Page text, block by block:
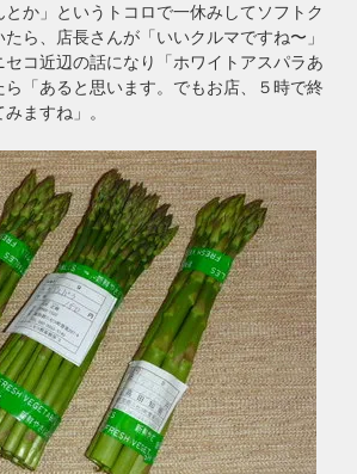
か」というトコロで一休みしてソフトク
ら、店長さんが「いいクルマですね〜」
セコ近辺の話になり「ホワイトアスパラあ
ら「あると思います。でもお店、５時で終
ますね」。